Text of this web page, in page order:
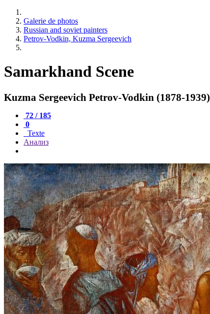
Galerie de photos
Russian and soviet painters
Petrov-Vodkin, Kuzma Sergeevich
Samarkhand Scene
Kuzma Sergeevich Petrov-Vodkin (1878-1939)
72 / 185
0
Texte
Анализ